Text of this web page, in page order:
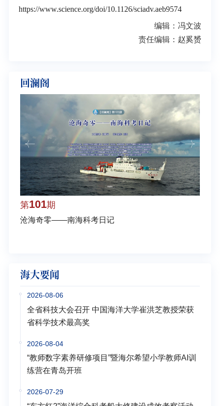
https://www.science.org/doi/10.1126/sciadv.aeb9574
编辑：冯文波
责任编辑：赵奚赟
回澜阁
第101期
沧海奇零——南海科考日记
海大要闻
2026-08-06
全省科技大会召开 中国海洋大学崔洪芝教授荣获
省科学技术最高奖
2026-08-04
“教师数字素养研修项目”暨海尔希望小学教师AI训
练营在青岛开班
2026-07-29